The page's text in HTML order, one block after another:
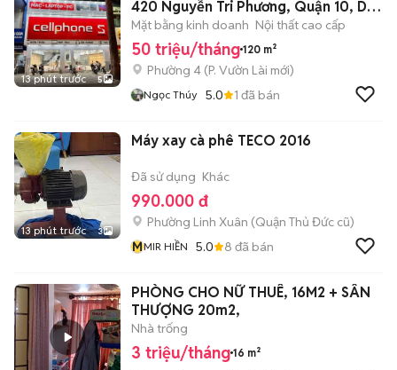
13 phút trước 5
420 Nguyễn Tri Phương, Quận 10, DT:
6x20m
Mặt bằng kinh doanh Nội thất cao cấp
50 triệu/tháng 120 m²
Phường 4 (P. Vườn Lài mới)
Ngọc Thúy 5.0 1 đã bán
13 phút trước 3
Máy xay cà phê TECO 2016
Đã sử dụng Khác
990.000 đ
Phường Linh Xuân (Quận Thủ Đức cũ)
MMIR HIỀN 5.0 8 đã bán
PHÒNG CHO NỮ THUÊ, 16M2 + SÂN
THƯỢNG 20m2,
Nhà trống
3 triệu/tháng 16 m²